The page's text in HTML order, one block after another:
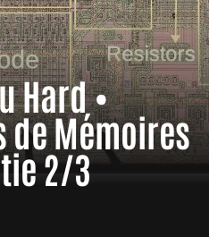
Hard •
de Mémoires
2/3